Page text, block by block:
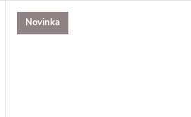
Find My)✓...
Novinka